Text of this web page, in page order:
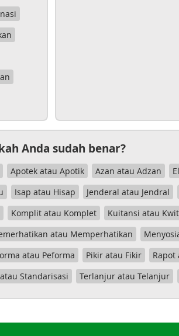
Anda sudah benar?
Apotek atau Apotik Azan atau Adzan
Isap atau Hisap Jenderal atau Jendral
Komplit atau Komplet Kuitansi atau
atau Memperhatikan
atau Peforma Pikir atau Fikir Rapot
Standarisasi Terlanjur atau Telanjur